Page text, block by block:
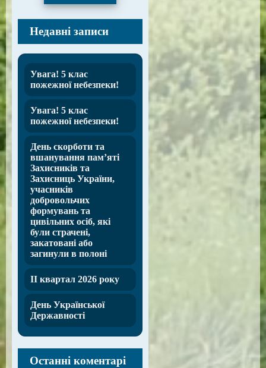
Недавні записи
Увага! 5 клас
пожежної небезпеки!
Увага! 5 клас
пожежної небезпеки!
День скорботи та
вшанування пам’яті
Захисників та
Захисниць України,
учасників
добровольчих
формувань та
цивільних осіб, які
були страчені,
закатовані або
загинули в полоні
ІІ квартал 2026 року
День Української
Державності
Останні коментарі